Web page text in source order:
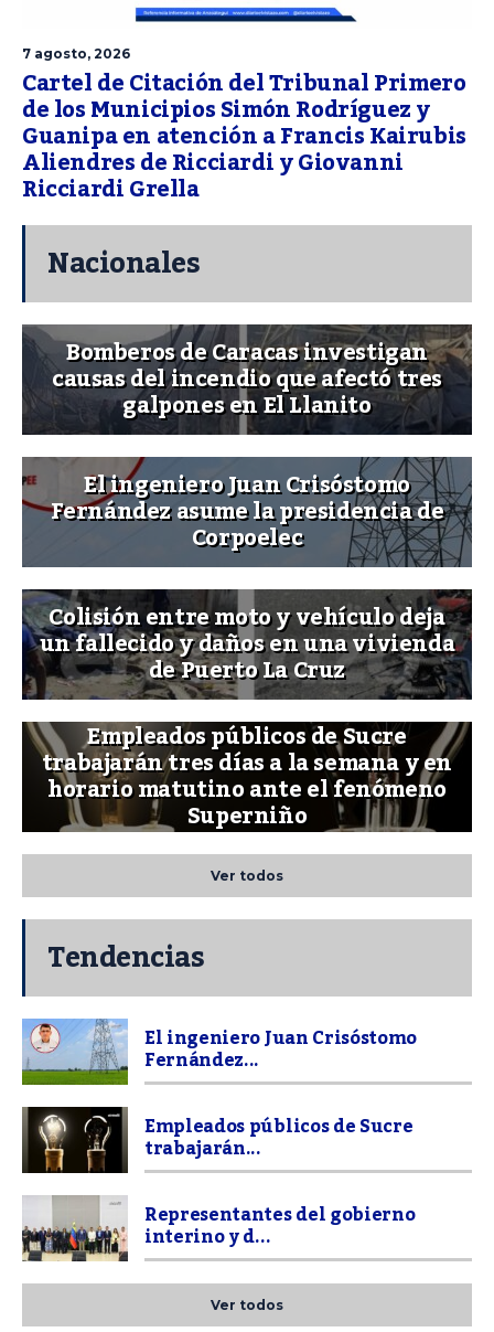
7 agosto, 2026
Cartel de Citación del Tribunal Primero
de los Municipios Simón Rodríguez y
Guanipa en atención a Francis Kairubis
Aliendres de Ricciardi y Giovanni
Ricciardi Grella
Nacionales
Bomberos de Caracas investigan
causas del incendio que afectó tres
galpones en El Llanito
El ingeniero Juan Crisóstomo
Fernández asume la presidencia de
Corpoelec
Colisión entre moto y vehículo deja
un fallecido y daños en una vivienda
de Puerto La Cruz
Empleados públicos de Sucre
trabajarán tres días a la semana y en
horario matutino ante el fenómeno
Superniño
Ver todos
Tendencias
El ingeniero Juan Crisóstomo
Fernández...
Empleados públicos de Sucre
trabajarán...
Representantes del gobierno
interino y d...
Ver todos